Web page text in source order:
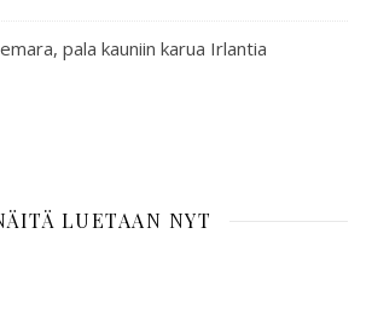
pala kauniin karua Irlantia
LUETAAN NYT